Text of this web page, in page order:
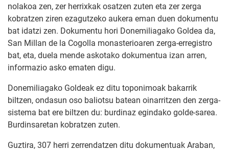
nolakoa zen, zer herrixkak osatzen zuten eta zer zerga
kobratzen ziren ezagutzeko aukera eman duen dokumentu
bat idatzi zen. Dokumentu hori Donemiliagako Goldea da,
San Millan de la Cogolla monasterioaren zerga-erregistro
bat, eta, duela mende askotako dokumentua izan arren,
informazio asko ematen digu.
Donemiliagako Goldeak ez ditu toponimoak bakarrik
biltzen, ondasun oso baliotsu batean oinarritzen den zerga-
sistema bat ere biltzen du: burdinaz egindako golde-sarea.
Burdinsaretan kobratzen zuten.
Guztira, 307 herri zerrendatzen ditu dokumentuak Araban,